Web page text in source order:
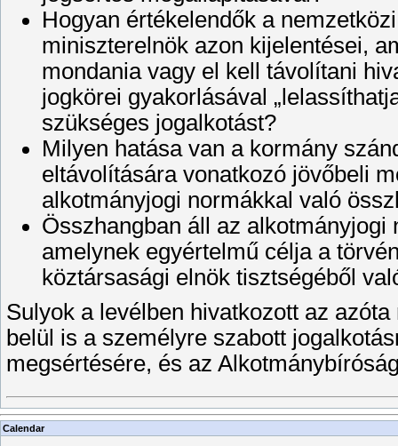
Hogyan értékelendők a
miniszterelnök azon kijelentései,
mondania vagy el kell távolítani
jogkörei gyakorlásával
szükséges jogalkotást?
Milyen hatása van a kormány
eltávolítására vonatkozó jövőbeli
alkotmányjogi normákkal való
Összhangban áll az
amelynek egyértelmű célja a
köztársasági elnök tisztségéből
Sulyok a levélben hivatkozott az
belül is a személyre szabott
megsértésére, és az
Calendar